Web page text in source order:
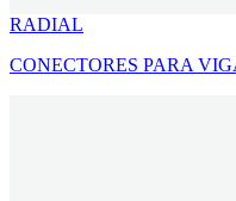
RADIAL
CONECTORES PARA